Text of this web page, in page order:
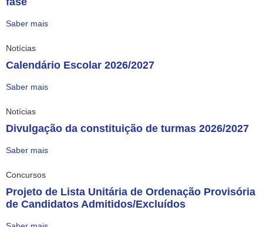
Saber mais
Notícias
Calendário Escolar 2026/2027
Saber mais
Notícias
Divulgação da constituição de turmas 2026/2027
Saber mais
Concursos
Projeto de Lista Unitária de Ordenação Provisória
de Candidatos Admitidos/Excluídos